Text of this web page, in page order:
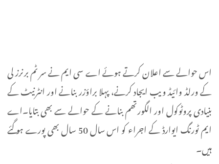
اس حوالے سے اعلان کرتے ہوئے اے سی ایم نے سر ٹم برنرز لی
کے ورلڈ وائیڈ ویب ایجاد کرنے، پہلا براؤزر بنانے اور انٹرنیٹ کے
بنیادی پروٹوکول اور الگورتھم بنانے کے حوالے سے بھی بتایا۔اے
ایم ٹورنگ ایوارڈ کے اجراء کو اس سال 50 سال بھی پورے ہو گئے
ہیں۔